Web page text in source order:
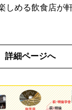
しめる飲食店が
詳細ページへ